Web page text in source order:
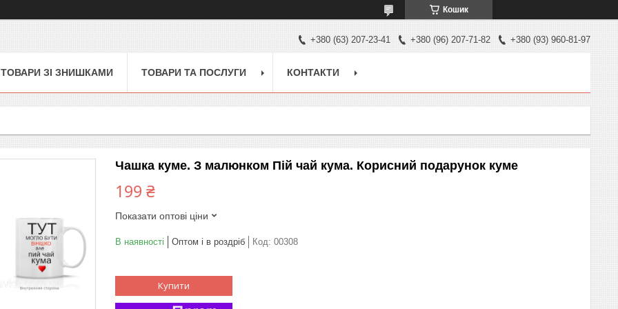
Кошик
+380 (63) 207-23-41 +380 (96) 207-71-82 +380 (93) 960-81-97
ТОВАРИ ЗІ ЗНИШКАМИ ТОВАРИ ТА ПОСЛУГИ КОНТАКТИ
Чашка куме. З малюнком Пій чай кума. Корисний подарунок куме
199 ₴
Показати оптові ціни
В наявності Оптом і в роздріб Код: 00308
Купити